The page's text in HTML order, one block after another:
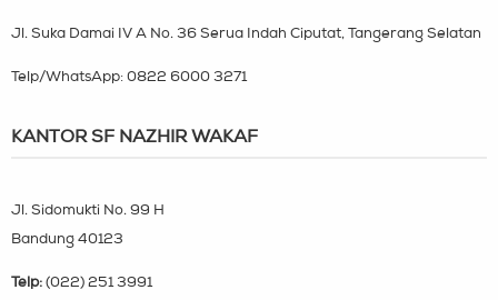
Jl. Suka Damai IV A No. 36 Serua Indah Ciputat, Tangerang Selatan
Telp/WhatsApp: 0822 6000 3271
KANTOR SF NAZHIR WAKAF
Jl. Sidomukti No. 99 H
Bandung 40123
Telp: (022) 251 3991